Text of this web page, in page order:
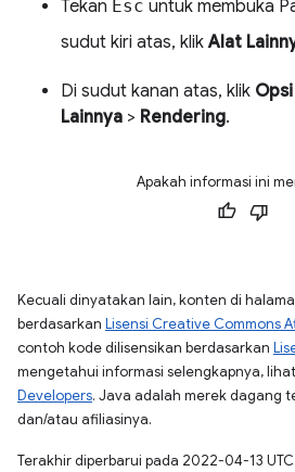
Tekan Esc untuk membuka
sudut kiri atas, klikAlat
Di sudut kanan atas, klik
Lainnya > Rendering.
Apakah informasi ini
Kecuali dinyatakan lain, konten di
berdasarkan Lisensi Creative Commons
contoh kode dilisensikan berdasarkan
mengetahui informasi selengkapnya, lihat
Developers. Java adalah merek dagang
dan/atau afiliasinya.
Terakhir diperbarui pada 2022-04-13 UTC.